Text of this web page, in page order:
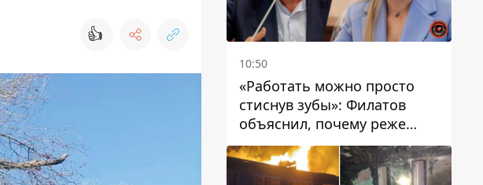
👍
10:50
«Работать можно просто
стиснув зубы»: Филатов
объяснил, почему реже
пишет в соцсетях и
раскритиковал медийность
чиновников